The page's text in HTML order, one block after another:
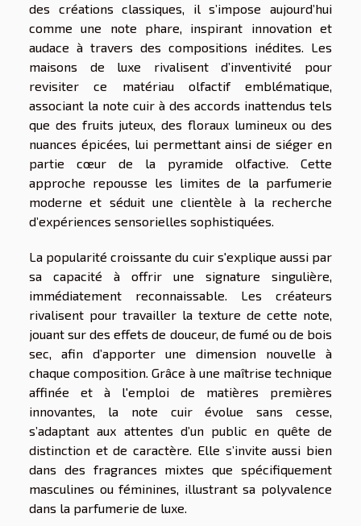
des créations classiques, il s’impose aujourd’hui
comme une note phare, inspirant innovation et
audace à travers des compositions inédites. Les
maisons de luxe rivalisent d’inventivité pour
revisiter ce matériau olfactif emblématique,
associant la note cuir à des accords inattendus tels
que des fruits juteux, des floraux lumineux ou des
nuances épicées, lui permettant ainsi de siéger en
partie cœur de la pyramide olfactive. Cette
approche repousse les limites de la parfumerie
moderne et séduit une clientèle à la recherche
d’expériences sensorielles sophistiquées.
La popularité croissante du cuir s'explique aussi par
sa capacité à offrir une signature singulière,
immédiatement reconnaissable. Les créateurs
rivalisent pour travailler la texture de cette note,
jouant sur des effets de douceur, de fumé ou de bois
sec, afin d’apporter une dimension nouvelle à
chaque composition. Grâce à une maîtrise technique
affinée et à l'emploi de matières premières
innovantes, la note cuir évolue sans cesse,
s’adaptant aux attentes d’un public en quête de
distinction et de caractère. Elle s’invite aussi bien
dans des fragrances mixtes que spécifiquement
masculines ou féminines, illustrant sa polyvalence
dans la parfumerie de luxe.